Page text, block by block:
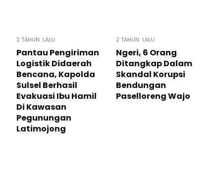
2 TAHUN LALU
Pantau Pengiriman
Logistik Didaerah
Bencana, Kapolda
Sulsel Berhasil
Evakuasi Ibu Hamil
Di Kawasan
Pegunungan
Latimojong
2 TAHUN LALU
Ngeri, 6 Orang
Ditangkap Dalam
Skandal Korupsi
Bendungan
Paselloreng Wajo